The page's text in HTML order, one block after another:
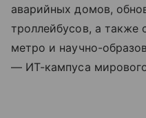
аварийных домов,
троллейбусов, а также
метро и научно-
— ИТ-кампуса